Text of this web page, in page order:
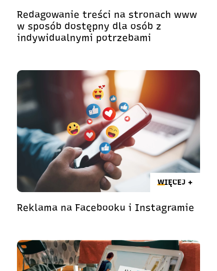
Redagowanie treści na stronach www
w sposób dostępny dla osób z
indywidualnymi potrzebami
WIĘCEJ +
Reklama na Facebooku i Instagramie